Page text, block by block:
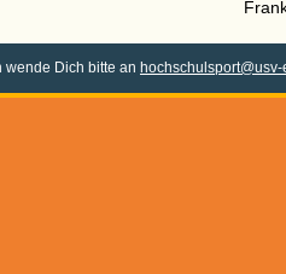
wende Dich bitte an